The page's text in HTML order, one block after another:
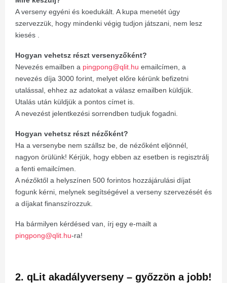
A verseny egyéni és koedukált. A kupa menetét úgy
szervezzük, hogy mindenki végig tudjon játszani, nem lesz
kiesés .
Hogyan vehetsz részt versenyzőként?
Nevezés emailben a pingpong@qlit.hu emailcímen, a
nevezés díja 3000 forint, melyet előre kérünk befizetni
utalással, ehhez az adatokat a válasz emailben küldjük.
Utalás után küldjük a pontos címet is.
A nevezést jelentkezési sorrendben tudjuk fogadni.
Hogyan vehetsz részt nézőként?
Ha a versenybe nem szállsz be, de nézőként eljönnél,
nagyon örülünk! Kérjük, hogy ebben az esetben is regisztrálj
a fenti emailcímen.
A nézőktől a helyszínen 500 forintos hozzájárulási díjat
fogunk kérni, melynek segítségével a verseny szervezését és
a díjakat finanszírozzuk.
Ha bármilyen kérdésed van, írj egy e-mailt a
pingpong@qlit.hu-ra!
2. qLit akadályverseny – győzzön a jobb!